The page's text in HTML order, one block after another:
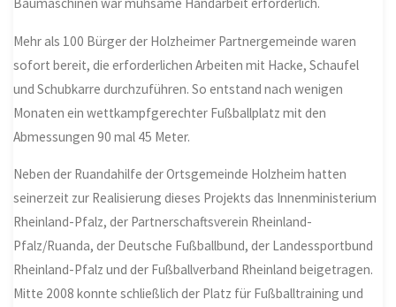
Baumaschinen war mühsame Handarbeit erforderlich.
Mehr als 100 Bürger der Holzheimer Partnergemeinde waren
sofort bereit, die erforderlichen Arbeiten mit Hacke, Schaufel
und Schubkarre durchzuführen. So entstand nach wenigen
Monaten ein wettkampfgerechter Fußballplatz mit den
Abmessungen 90 mal 45 Meter.
Neben der Ruandahilfe der Ortsgemeinde Holzheim hatten
seinerzeit zur Realisierung dieses Projekts das Innenministerium
Rheinland-Pfalz, der Partnerschaftsverein Rheinland-
Pfalz/Ruanda, der Deutsche Fußballbund, der Landessportbund
Rheinland-Pfalz und der Fußballverband Rheinland beigetragen.
Mitte 2008 konnte schließlich der Platz für Fußballtraining und